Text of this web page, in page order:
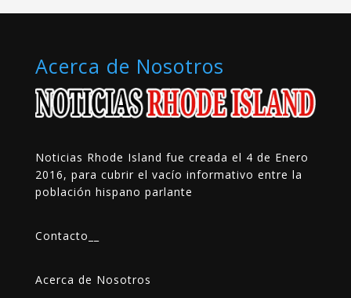
Acerca de Nosotros
Noticias Rhode Island fue creada el 4 de Enero
2016, para cubrir el vacío informativo entre la
población hispano parlante
Contacto
Acerca de Nosotros